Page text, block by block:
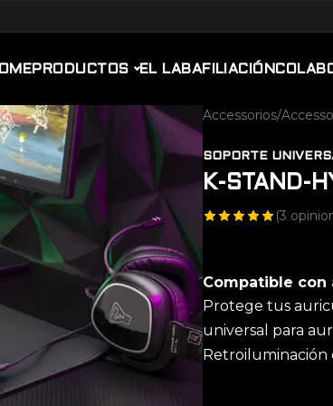
PRODUCTOS EL LABAFILIACIÓN
Accessorios/
SOPORTE
K-STAND-
(3
Compatible con
Protege tus
universal para
Retroiluminación